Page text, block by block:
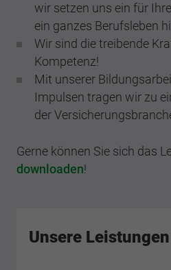
wir setzen uns ein für
ein ganzes Berufsleben
Wir sind die treibende
Kompetenz!
Mit unserer
Impulsen tragen wir zu
der
Gerne können Sie sich das
downloaden!
Unsere Leistungen